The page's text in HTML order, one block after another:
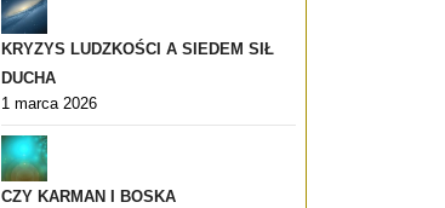
KRYZYS LUDZKOŚCI A SIEDEM SIŁ
DUCHA
1 marca 2026
CZY KARMAN I BOSKA